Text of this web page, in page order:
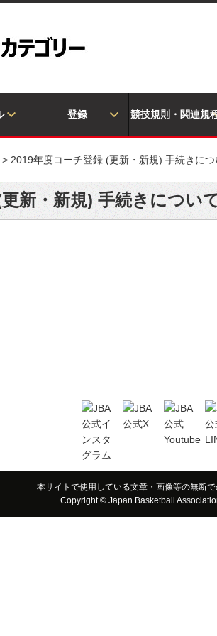
登録 競技規則・関連規
> 2019年度コーチ登録 (更新・新規) 手続きに
新・新規) 手続きについ
本サイトで使用している文章・画像等の無断で
Copyright © Japan Basketball